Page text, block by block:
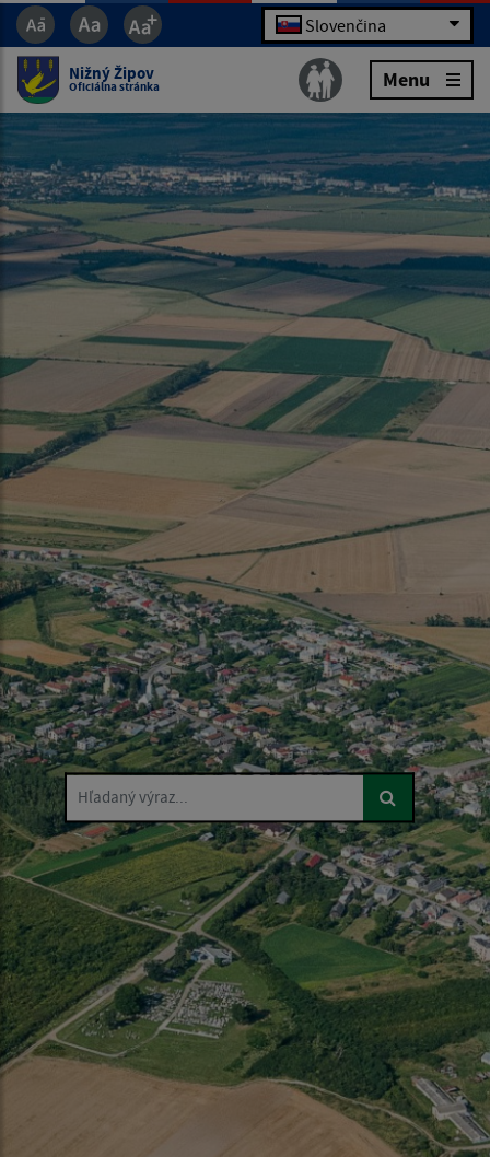
Slovenčina
Nižný Žipov
Oficiálna stránka Menu
Hľadaný výraz...